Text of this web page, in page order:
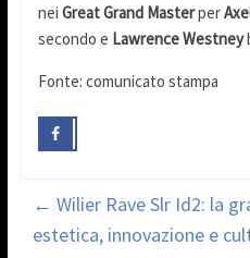
nei Great Grand Masterper
secondo e Lawrence Westney
Fonte: comunicato stampa
← Wilier Rave Slr Id2: la
estetica, innovazione e